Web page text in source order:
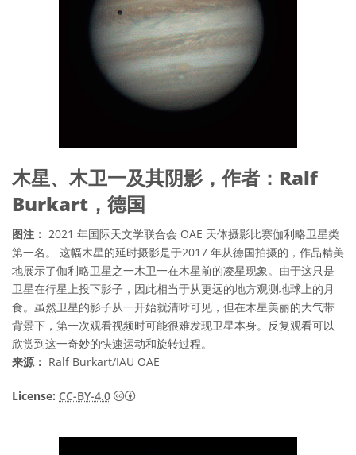
木星、木卫一及其阴影，作者：Ralf
Burkart，德国
图注： 2021 年国际天文学联合会 OAE 天体摄影比赛伽利略卫星类
第一名。 这幅木星的延时摄影是于2017 年从德国拍摄的，作品精美
地展示了伽利略卫星之一木卫一在木星前的凌星现象。由于这只是
卫星在行星上投下影子，因此相当于从更远的地方观测地球上的月
食。虽然卫星的影子从一开始就清晰可见，但在木星美丽的大气带
背景下，第一次观看视频时可能很难发现卫星本身。反复观看可以
欣赏到这一奇妙的快速运动和旋转过程。
来源： Ralf Burkart/IAU OAE
License: CC-BY-4.0 知识共享许可协议 署名 4.0 国际 (CC BY